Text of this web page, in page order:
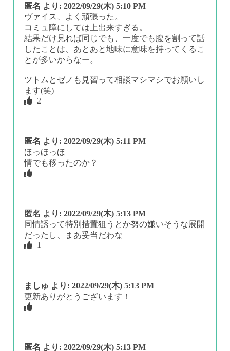
匿名 より: 2022/09/29(木) 5:10 PM
ヴァイス、よく頑張った。
コミュ障にしては上出来すぎる。
結果だけ見れば同じでも、一度でも腹を割って話
したことは、あとあと地味に意味を持ってくるこ
とが多いからなー。
ツトムとゼノも見習って相談マシマシでお願いし
ます(笑)
2
匿名 より: 2022/09/29(木) 5:11 PM
ほっほっほ
情でも移ったのか？
匿名 より: 2022/09/29(木) 5:13 PM
同情誘って特別措置狙うとか努の嫌いそうな展開
だったし、まあ妥当だわな
1
ましゅ より: 2022/09/29(木) 5:13 PM
更新ありがとうございます！
匿名 より: 2022/09/29(木) 5:13 PM